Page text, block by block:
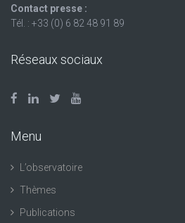
Contact presse :
Tél. : +33 (0) 6 82 48 91 89
Réseaux sociaux
Menu
L’observatoire
Thèmes
Publications